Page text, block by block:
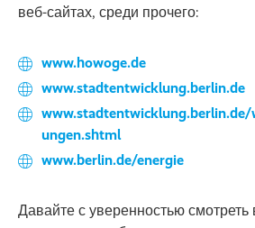
веб-сайтах, среди прочего:
www.howoge.de
www.stadtentwicklung.berlin.de
ungen.shtml
www.berlin.de/energie
Давайте с уверенностью смотреть